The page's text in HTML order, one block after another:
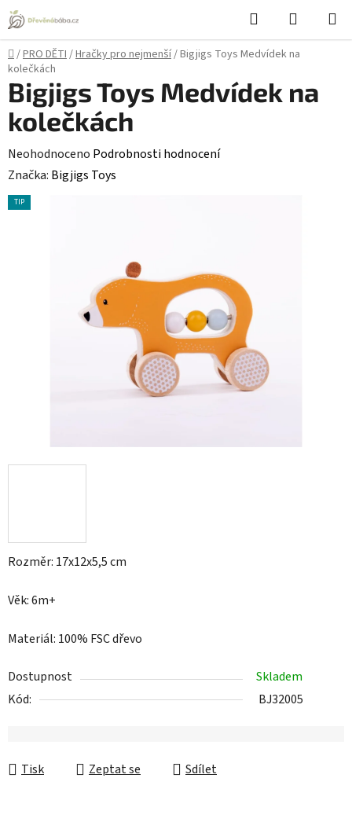
Přejít
na
obsah
Hledat
KOŠÍK
Domů
/PRO DĚTI/Hračky pro nejmenší/Bigjigs Toys Medvídek na
kolečkách
Rozměr: 17x12x5,5 cm
Věk: 6m+
Materiál: 100% FSC dřevo
Dostupnost
Skladem
Kód:
BJ32005
Tisk Zeptat se Sdílet
Bigjigs Toys Medvídek na
kolečkách
Průměrné
hodnocení
produktu
Neohodnoceno Podrobnosti hodnocení
Značka: Bigjigs Toys
TIP